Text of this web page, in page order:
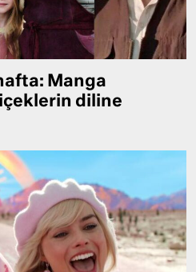
Manga
diline